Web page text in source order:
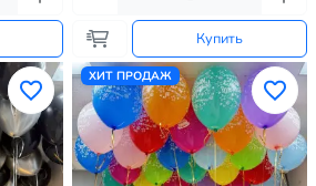
Купить
ХИТ ПРОДАЖ